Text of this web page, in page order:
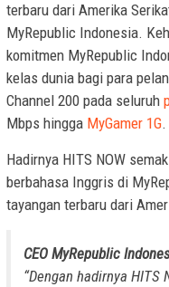
terbaru dari Amerika
MyRepublic Indonesia.
komitmen MyRepublic
kelas dunia bagi para
Channel 200 pada seluruh
Mbps hingga MyGamer 1G.
Hadirnya HITS NOW
berbahasa Inggris di
tayangan terbaru dari
CEO MyRepublic
“Dengan hadirnya HITS